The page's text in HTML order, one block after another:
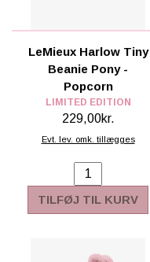
LeMieux Harlow Tiny
Beanie Pony -
Popcorn
LIMITED EDITION
229,00kr.
Evt. lev. omk. tillægges
TILFØJ TIL KURV